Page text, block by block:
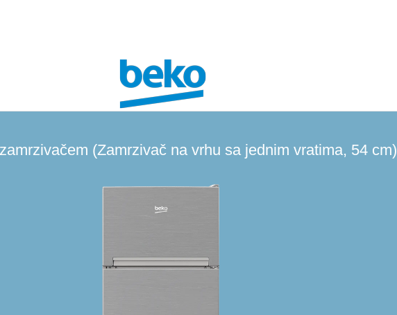
(Zamrzivač na vrhu sa jednim vratima, 54 cm)